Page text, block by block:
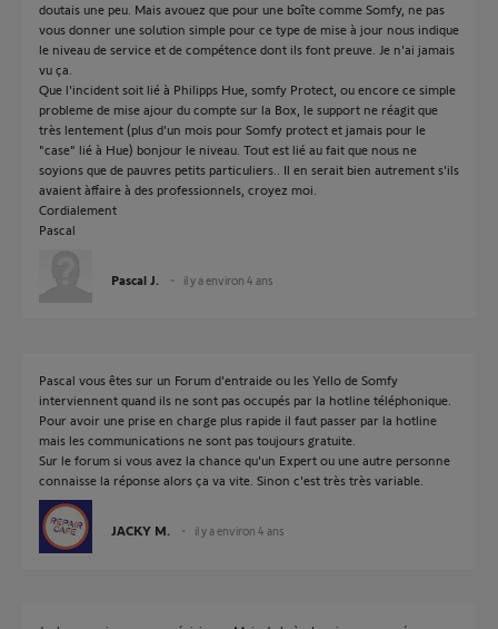
doutais une peu. Mais avouez que pour une boîte comme Somfy, ne pas
vous donner une solution simple pour ce type de mise à jour nous indique
le niveau de service et de compétence dont ils font preuve. Je n'ai jamais
vu ça.
Que l'incident soit lié à Philipps Hue, somfy Protect, ou encore ce simple
probleme de mise ajour du compte sur la Box, le support ne réagit que
très lentement (plus d'un mois pour Somfy protect et jamais pour le
"case" lié à Hue) bonjour le niveau. Tout est lié au fait que nous ne
soyions que de pauvres petits particuliers.. Il en serait bien autrement s'ils
avaient àffaire à des professionnels, croyez moi.
Cordialement
Pascal
Pascal J. il y a environ 4 ans
Pascal vous êtes sur un Forum d'entraide ou les Yello de Somfy
interviennent quand ils ne sont pas occupés par la hotline téléphonique.
Pour avoir une prise en charge plus rapide il faut passer par la hotline
mais les communications ne sont pas toujours gratuite.
Sur le forum si vous avez la chance qu'un Expert ou une autre personne
connaisse la réponse alors ça va vite. Sinon c'est très très variable.
JACKY M. il y a environ 4 ans